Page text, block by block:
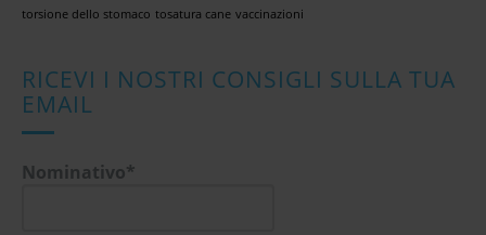
torsione dello stomaco tosatura cane vaccinazioni
RICEVI I NOSTRI CONSIGLI SULLA TUA
EMAIL
Nominativo*